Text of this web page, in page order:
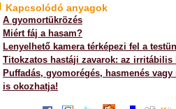
Kapcsolódó anyagok
A gyomortükrözés
Miért fáj a hasam?
Lenyelhető kamera térképezi fel a
Titokzatos hastáji zavarok: az irritábilis
Puffadás, gyomorégés, hasmenés
is okozhatja!